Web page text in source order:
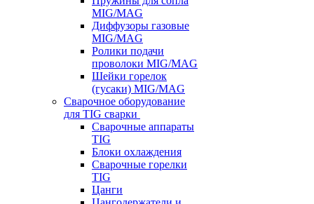
MIG/MAG
Диффузоры газовые
MIG/MAG
Ролики подачи
проволоки MIG/MAG
Шейки горелок
(гусаки) MIG/MAG
Сварочное оборудование
для TIG сварки
Сварочные аппараты
TIG
Блоки охлаждения
Сварочные горелки
TIG
Цанги